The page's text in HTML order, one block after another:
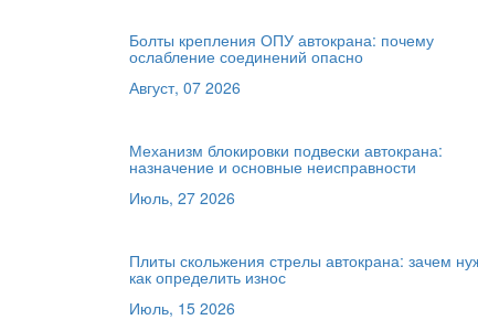
Болты крепления ОПУ автокрана: почему
ослабление соединений опасно
Август, 07 2026
Механизм блокировки подвески автокрана:
назначение и основные неисправности
Июль, 27 2026
Плиты скольжения стрелы автокрана: зачем
как определить износ
Июль, 15 2026